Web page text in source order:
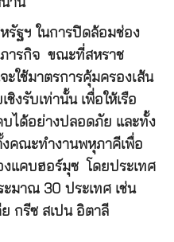
านี้
รัฐฯ ในการปิดล้อมช่อง
ารกิจ ขณะที่สหราช
ใช้มาตรการคุ้มครองเส้น
ชิงรับเท่านั้น เพื่อให้เรือ
ได้อย่างปลอดภัย และทั้ง
คณะทำงานพหุภาคีเพื่อ
งแคบฮอร์มุซ โดยประเทศ
ะมาณ 30 ประเทศ เช่น
ย กรีซ สเปน อิตาลี